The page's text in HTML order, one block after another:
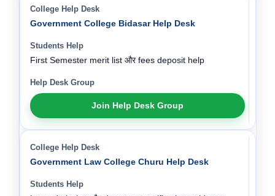
Government College Bidasar Help Desk
First Semester merit list और fees deposit help
Join Help Desk Group
Government Law College Churu Help Desk